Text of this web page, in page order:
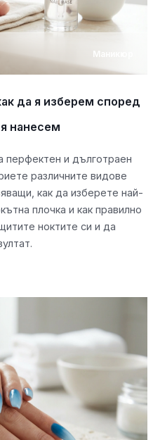
Маникюр
да я изберем според
нанесем
перфектен и дълготраен
различните видове
как да изберете най-
плочка и как правилно
ноктите си и да